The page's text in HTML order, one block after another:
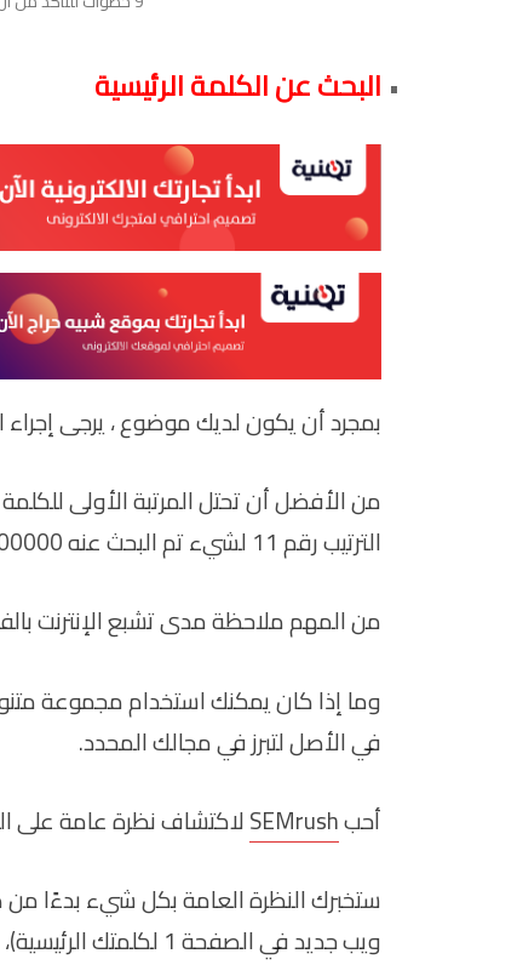
البحث عن الكلمة الرئيسية
بمجرد أن يكون لديك موضوع ، يرجى إجراء
الترتيب رقم 11 لشيء تم البحث عنه 100000 مرة شهريًا.
من المهم ملاحظة مدى تشبع الإنترنت
وما إذا كان يمكنك استخدام مجموعة
في الأصل لتبرز في مجالك المحدد.
أحبSEMrushلاكتشاف نظرة عامة على
ستخبرك النظرة العامة بكل شيء بدءًا
ويب جديد في الصفحة 1 لكلمتك الرئيسية)،